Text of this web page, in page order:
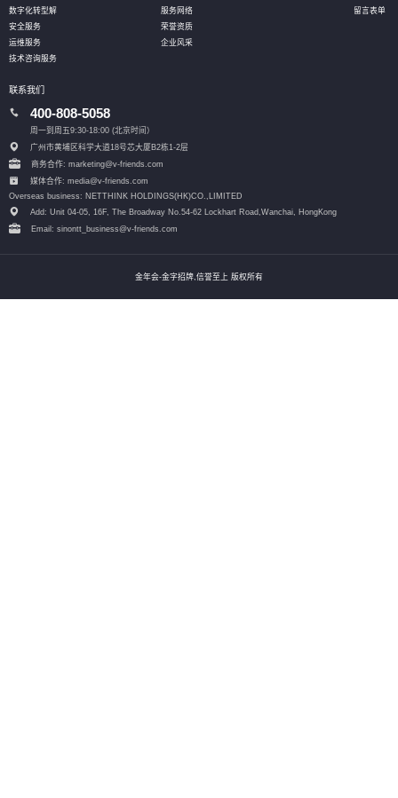
数字化转型解
安全服务
运维服务
技术咨询服务
服务网络
荣誉资质
企业风采
留言表单
联系我们
400-808-5058
周一到周五9:30-18:00 (北京时间）
广州市黄埔区科学大道18号芯大厦B2栋1-2层
商务合作: marketing@v-friends.com
媒体合作: media@v-friends.com
Overseas business: NETTHINK HOLDINGS(HK)CO.,LIMITED
Add: Unit 04-05, 16F, The Broadway No.54-62 Lockhart Road, Wanchai, HongKong
Email: sinontt_business@v-friends.com
金年会-金字招牌,信誉至上 版权所有